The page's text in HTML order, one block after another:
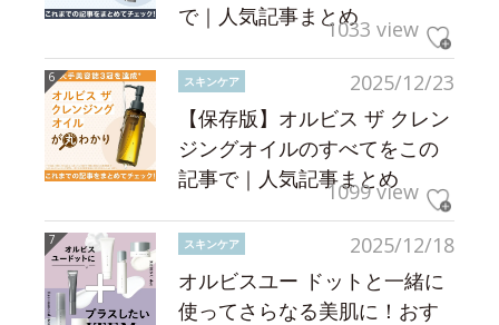
で｜人気記事まとめ1033 view
2025/12/23
スキンケア
【保存版】オルビス ザ クレン
ジングオイルのすべてをこの
記事で｜人気記事まとめ
1099 view
2025/12/18
スキンケア
オルビスユー ドットと一緒に
使ってさらなる美肌に！おす